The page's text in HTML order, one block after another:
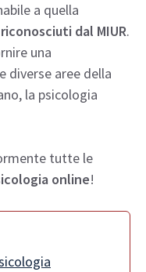
a quella
dal MIUR.
una
diverse aree della
la psicologia
tutte le
online!